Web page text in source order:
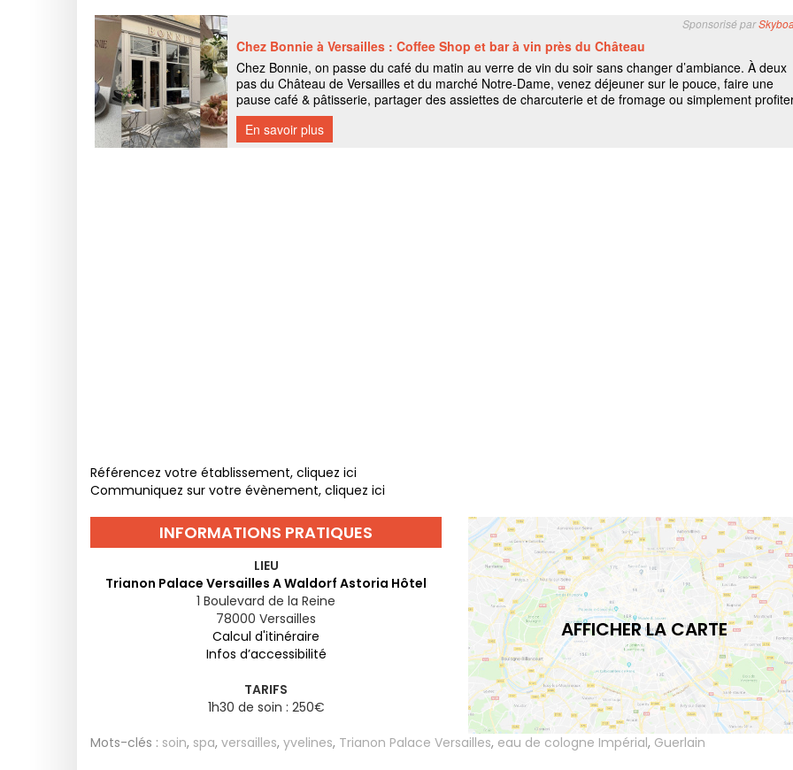
Référencez votre établissement, cliquez ici
Communiquez sur votre évènement, cliquez ici
INFORMATIONS PRATIQUES
LIEU
Trianon Palace Versailles A Waldorf Astoria Hôtel
1 Boulevard de la Reine
78000 Versailles
Calcul d'itinéraire
Infos d’accessibilité
TARIFS
1h30 de soin : 250€
AFFICHER LA CARTE
Mots-clés : soin, spa, versailles, yvelines, Trianon Palace Versailles, eau de cologne Impérial, Guerlain